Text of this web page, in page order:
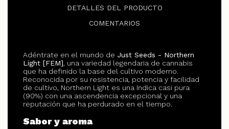
DETALLES DEL PRODUCTO
COMENTARIOS
Adéntrate en el mundo de Just Seeds - Northern
Light [FEM], una variedad legendaria de cannabis
que ha definido la base del cultivo moderno.
Reconocida por su resistencia, potencia y facilidad
de cultivo, Northern Light es una Indica casi pura
(90%) con una ascendencia excepcional y una
reputación que ha perdurado en el tiempo.
Sabor y aroma